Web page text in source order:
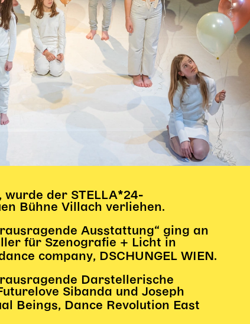
wurde der STELLA*24-
Bühne Villach verliehen.
Ausstattung“ ging an
für Szenografie + Licht in
company, DSCHUNGEL WIEN.
Darstellerische
Sibanda und Joseph
Beings, Dance Revolution East